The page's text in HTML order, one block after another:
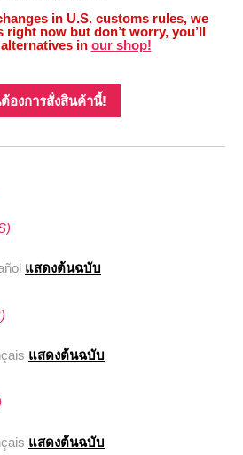
in U.S. customs rules, we
right now but don’t worry, you’ll
in our shop!
องการสั่งสินค้านี้!
แสดงต้นฉบับ
แสดงต้นฉบับ
แสดงต้นฉบับ